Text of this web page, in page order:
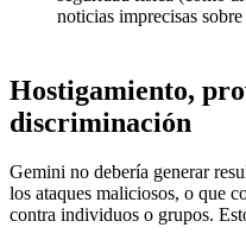
noticias imprecisas
Hostigamiento,
discriminación
Gemini no debería generar
los ataques maliciosos, o que
contra individuos o grupos.